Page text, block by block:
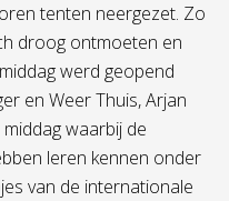
tenten neergezet. Zo
droog ontmoeten en
werd geopend
en Weer Thuis, Arjan
waarbij de
leren kennen onder
van de internationale